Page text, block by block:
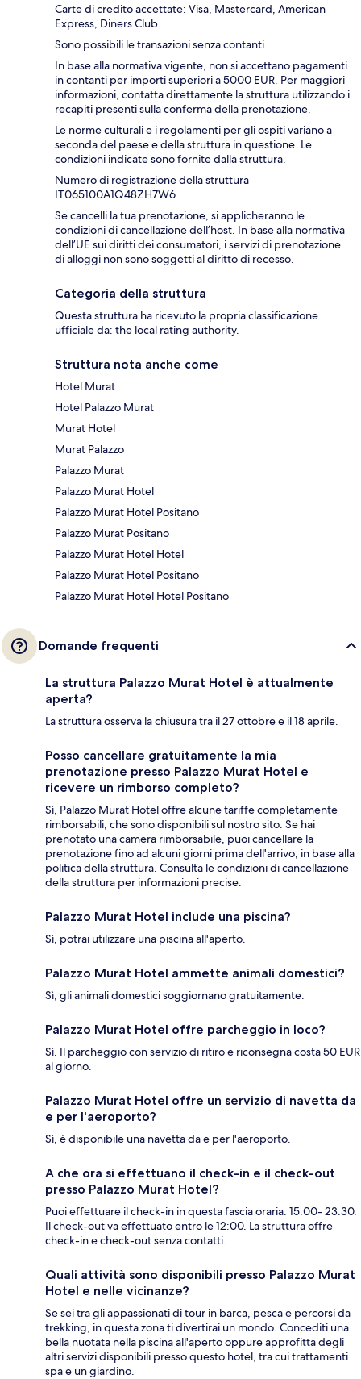
Carte di credito accettate: Visa, Mastercard, American
Express, Diners Club
Sono possibili le transazioni senza contanti.
In base alla normativa vigente, non si accettano pagamenti
in contanti per importi superiori a 5000 EUR. Per maggiori
informazioni, contatta direttamente la struttura utilizzando i
recapiti presenti sulla conferma della prenotazione.
Le norme culturali e i regolamenti per gli ospiti variano a
seconda del paese e della struttura in questione. Le
condizioni indicate sono fornite dalla struttura.
Numero di registrazione della struttura
IT065100A1Q48ZH7W6
Se cancelli la tua prenotazione, si applicheranno le
condizioni di cancellazione dell’host. In base alla normativa
dell’UE sui diritti dei consumatori, i servizi di prenotazione
di alloggi non sono soggetti al diritto di recesso.
Categoria della struttura
Questa struttura ha ricevuto la propria classificazione
ufficiale da: the local rating authority.
Struttura nota anche come
Hotel Murat
Hotel Palazzo Murat
Murat Hotel
Murat Palazzo
Palazzo Murat
Palazzo Murat Hotel
Palazzo Murat Hotel Positano
Palazzo Murat Positano
Palazzo Murat Hotel Hotel
Palazzo Murat Hotel Positano
Palazzo Murat Hotel Hotel Positano
Domande frequenti
La struttura Palazzo Murat Hotel è attualmente
aperta?
La struttura osserva la chiusura tra il 27 ottobre e il 18 aprile.
Posso cancellare gratuitamente la mia
prenotazione presso Palazzo Murat Hotel e
ricevere un rimborso completo?
Sì, Palazzo Murat Hotel offre alcune tariffe completamente
rimborsabili, che sono disponibili sul nostro sito. Se hai
prenotato una camera rimborsabile, puoi cancellare la
prenotazione fino ad alcuni giorni prima dell'arrivo, in base alla
politica della struttura. Consulta le condizioni di cancellazione
della struttura per informazioni precise.
Palazzo Murat Hotel include una piscina?
Sì, potrai utilizzare una piscina all'aperto.
Palazzo Murat Hotel ammette animali domestici?
Sì, gli animali domestici soggiornano gratuitamente.
Palazzo Murat Hotel offre parcheggio in loco?
Sì. Il parcheggio con servizio di ritiro e riconsegna costa 50 EUR
al giorno.
Palazzo Murat Hotel offre un servizio di navetta da
e per l'aeroporto?
Sì, è disponibile una navetta da e per l'aeroporto.
A che ora si effettuano il check-in e il check-out
presso Palazzo Murat Hotel?
Puoi effettuare il check-in in questa fascia oraria: 15:00- 23:30.
Il check-out va effettuato entro le 12:00. La struttura offre
check-in e check-out senza contatti.
Quali attività sono disponibili presso Palazzo Murat
Hotel e nelle vicinanze?
Se sei tra gli appassionati di tour in barca, pesca e percorsi da
trekking, in questa zona ti divertirai un mondo. Concediti una
bella nuotata nella piscina all'aperto oppure approfitta degli
altri servizi disponibili presso questo hotel, tra cui trattamenti
spa e un giardino.